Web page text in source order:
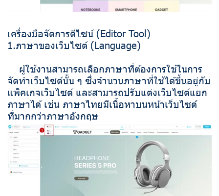
เครื่องมือจัดการดีไซน์ (Editor Tool)
1.ภาษาของเว็บไซต์ (Language)
ผู้ใช้งานสามารถเลือกภาษาที่ต้องการใช้ในการ
จัดทำเว็บไซต์นั้น ๆ ซึ่งจำนวนภาษาที่ใช้ได้ขึ้นอยู่กับ
แพ็คเกจเว็บไซต์ และสามารถปรับแต่งเว็บไซต์แยก
ภาษาได้ เช่น ภาษาไทยมีเนื้อหาบนหน้าเว็บไซต์
ที่มากกว่าภาษาอังกฤษ